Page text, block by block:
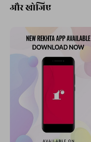
और खोजिए